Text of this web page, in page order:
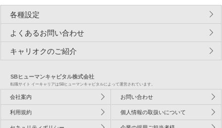
各種設定
よくあるお問い合わせ
キャリオクのご紹介
SBヒューマンキャピタル株式会社
転職サイト イーキャリアはSBヒューマンキャピタルによって運営されています。
会社案内 お問い合わせ
利用規約 個人情報の取扱いについて